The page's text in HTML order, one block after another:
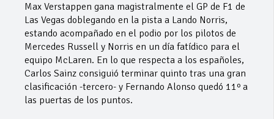
Max Verstappen gana magistralmente el GP de F1 de
Las Vegas doblegando en la pista a Lando Norris,
estando acompañado en el podio por los pilotos de
Mercedes Russell y Norris en un día fatídico para el
equipo McLaren. En lo que respecta a los españoles,
Carlos Sainz consiguió terminar quinto tras una gran
clasificación -tercero- y Fernando Alonso quedó 11º a
las puertas de los puntos.